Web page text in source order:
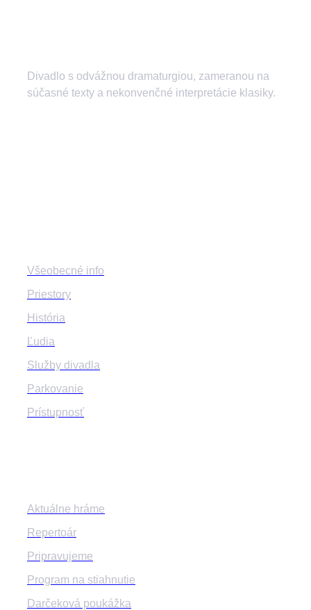
Divadlo s odvážnou dramaturgiou, zameranou na
súčasné texty a nekonvenčné interpretácie klasiky.
Všeobecné info
Priestory
História
Ľudia
Služby divadla
Parkovanie
Prístupnosť
Aktuálne hráme
Repertoár
Pripravujeme
Program na stiahnutie
Darčeková poukážka